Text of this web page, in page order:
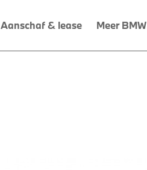
Aanschaf & lease Meer BMW